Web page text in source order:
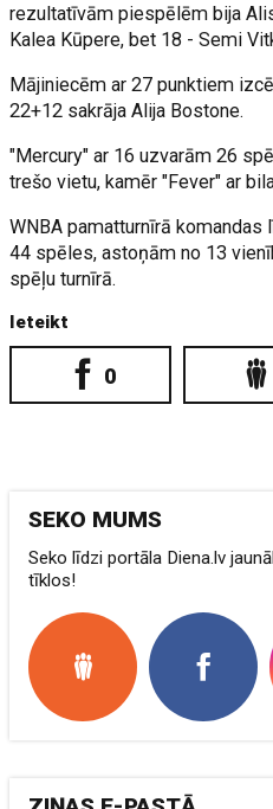
rezultatīvām piespēlēm bija
Kalea Kūpere, bet 18 - Semi
Mājiniecēm ar 27 punktiem
22+12 sakrāja Alija Bostone.
"Mercury" ar 16 uzvarām 26
trešo vietu, kamēr "Fever" ar
WNBA pamatturnīrā
44 spēles, astoņām no 13
spēļu turnīrā.
Ieteikt
0
SEKO MUMS
Seko līdzi portāla Diena.lv
tīklos!